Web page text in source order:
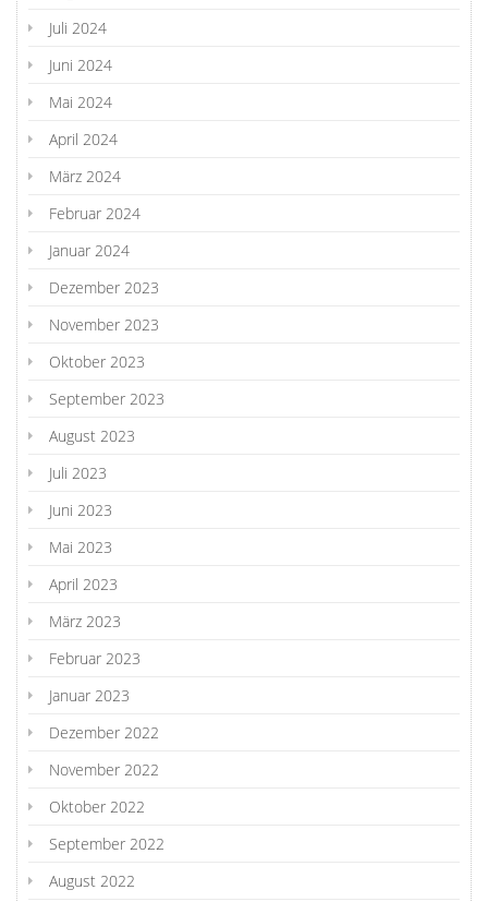
Juli 2024
Juni 2024
Mai 2024
April 2024
März 2024
Februar 2024
Januar 2024
Dezember 2023
November 2023
Oktober 2023
September 2023
August 2023
Juli 2023
Juni 2023
Mai 2023
April 2023
März 2023
Februar 2023
Januar 2023
Dezember 2022
November 2022
Oktober 2022
September 2022
August 2022